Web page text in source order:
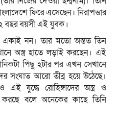
ফিরে এসেছেন। নিরাপত্তার
বছর বয়সী এই যুবক।
একাই নন। তার মতো অন্তত তিন
অস্ত্র হাতে লড়াই করছেন। এই
পিছু হটার পর এখন সেখানে
সংঘাত আরো তীব্র হয়ে উঠেছে।
এই যুদ্ধে রোহিঙ্গাদের অস্ত্র ও
বলে অনেকের কাছে তিনি